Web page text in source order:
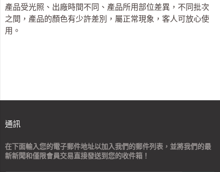
產品受光照、出廠時間不同、產品所用部位差異，不同批次
之間，產品的顏色有少許差別，屬正常現象，客人可放心使
用。
通訊
在下面輸入您的電子郵件地址以加入我們的郵件列表，並將我們的最
新新聞和僅限會員交易直接發送到您的收件箱！